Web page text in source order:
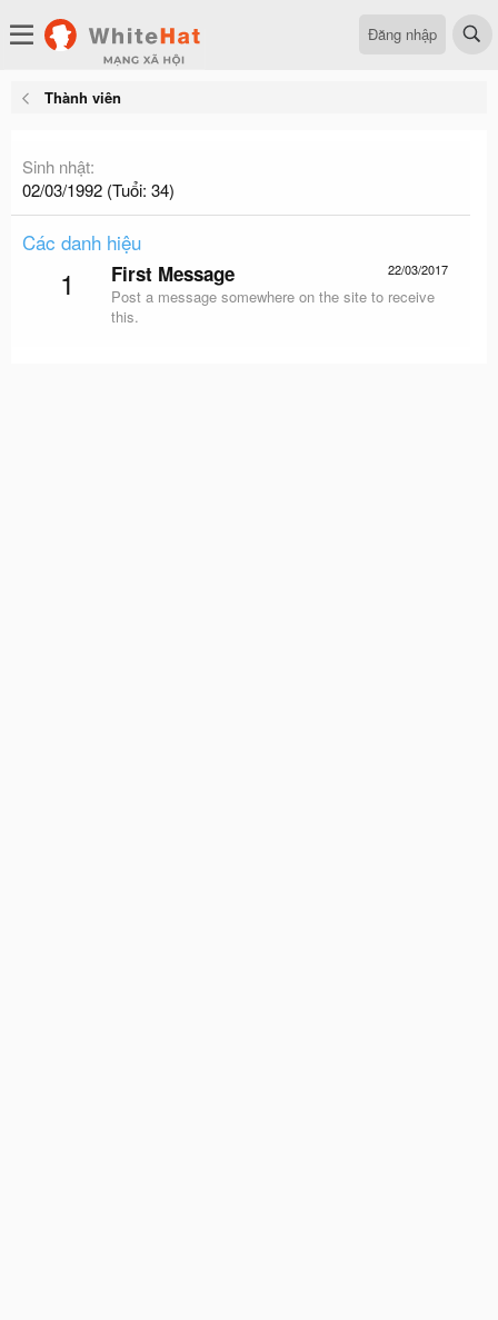
Đăng nhập
Thành viên
Sinh nhật
02/03/1992 (Tuổi: 34)
Các danh hiệu
1 22/03/2017
First Message
Post a message somewhere on the site to receive
this.